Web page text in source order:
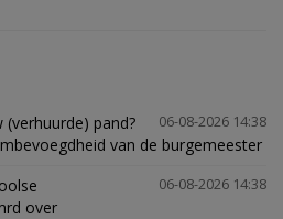
06-08-2026 14:38
pand?
van de burgemeester
06-08-2026 14:38
over